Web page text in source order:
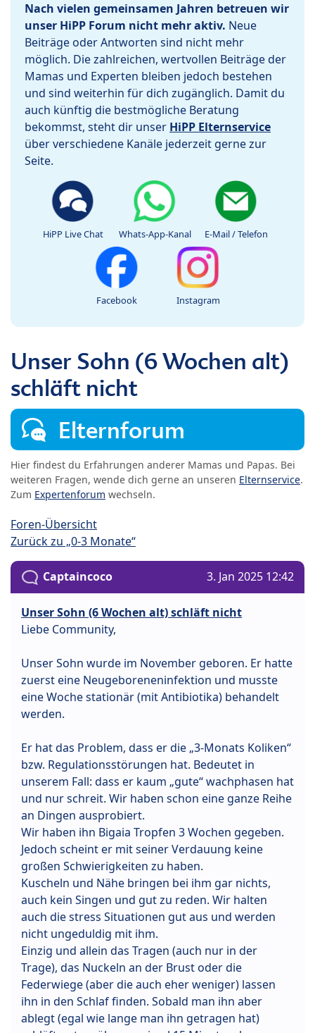
Nach vielen gemeinsamen Jahren betreuen wir
unser HiPP Forum nicht mehr aktiv. Neue
Beiträge oder Antworten sind nicht mehr
möglich. Die zahlreichen, wertvollen Beiträge der
Mamas und Experten bleiben jedoch bestehen
und sind weiterhin für dich zugänglich. Damit du
auch künftig die bestmögliche Beratung
bekommst, steht dir unser HiPP Elternservice
über verschiedene Kanäle jederzeit gerne zur
Seite.
HiPP Live Chat Whats-App-Kanal E-Mail / Telefon
Facebook Instagram
Unser Sohn (6 Wochen alt)
schläft nicht
Elternforum
Hier findest du Erfahrungen anderer Mamas und Papas. Bei
weiteren Fragen, wende dich gerne an unseren Elternservice.
Zum Expertenforum wechseln.
Foren-Übersicht
Zurück zu „0-3 Monate“
Captaincoco 3. Jan 2025 12:42
Unser Sohn (6 Wochen alt) schläft nicht
Liebe Community,
Unser Sohn wurde im November geboren. Er hatte
zuerst eine Neugeboreneninfektion und musste
eine Woche stationär (mit Antibiotika) behandelt
werden.
Er hat das Problem, dass er die „3-Monats Koliken“
bzw. Regulationsstörungen hat. Bedeutet in
unserem Fall: dass er kaum „gute“ wachphasen hat
und nur schreit. Wir haben schon eine ganze Reihe
an Dingen ausprobiert.
Wir haben ihn Bigaia Tropfen 3 Wochen gegeben.
Jedoch scheint er mit seiner Verdauung keine
großen Schwierigkeiten zu haben.
Kuscheln und Nähe bringen bei ihm gar nichts,
auch kein Singen und gut zu reden. Wir halten
auch die stress Situationen gut aus und werden
nicht ungeduldig mit ihm.
Einzig und allein das Tragen (auch nur in der
Trage), das Nuckeln an der Brust oder die
Federwiege (aber die auch eher weniger) lassen
ihn in den Schlaf finden. Sobald man ihn aber
ablegt (egal wie lange man ihn getragen hat)